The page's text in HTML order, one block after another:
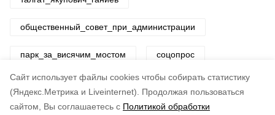
Cайт использует файлы cookies чтобы собирать статистику
(Яндекс.Метрика и Liveinternet).
Продолжая пользоваться
сайтом, Вы соглашаетесь с Политикой обработки
общественный_совет_при_администрации
парк_за_висячим_мостом соцопрос
Авторы: ADMIN admin